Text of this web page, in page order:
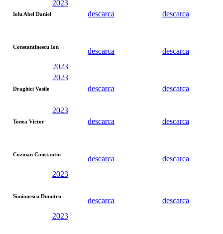
Iolu Abel Daniel
2023
descarca
descarca
Constantinescu Ion
2023
descarca descarca
Draghici Vasile
2023
descarca
descarca
Tonea Victor
2023
descarca
descarca
Cozman Constantin
2023
descarca descarca
Simionescu Dumitru
2023
descarca descarca